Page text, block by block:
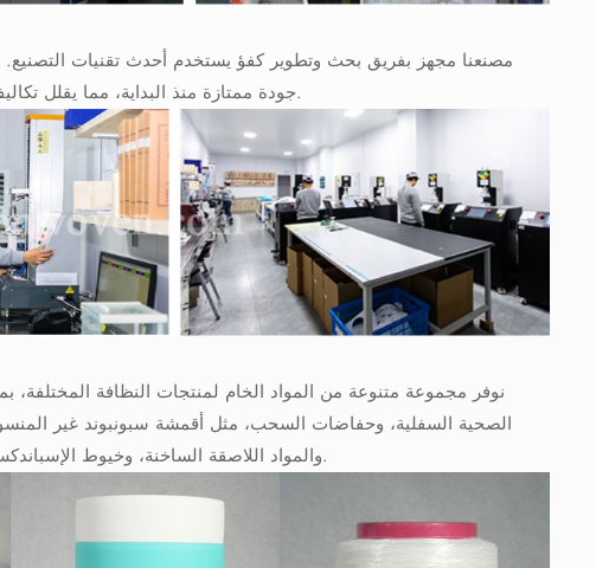
مصنعنا مجهز بفريق بحث وتطوير كفؤ يستخدم أحدث تقنيات
جودة ممتازة منذ البداية، مما يقلل تكاليف التجارب لعملائنا الدوليين ويضمن توريدًا موثوقًا لمنتجات عالية الجودة.
نوفر مجموعة متنوعة من المواد الخام لمنتجات النظافة
الصحية السفلية، وحفاضات السحب، مثل أقمشة سبونبوند غير
الامتصاص (SAP)، والمواد اللاصقة الساخنة، وخيوط الإسباندكس. لأي استفسارات أخرى، لا تترددوا في التواصل معنا.